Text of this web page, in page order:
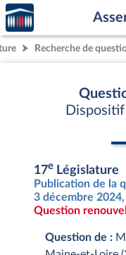
Aller au contenu
Aller en bas de la page
Accèder
à la
page
d'accueilRecherche de
17e Législature
Publication de la
3 décembre
Question
Question de :